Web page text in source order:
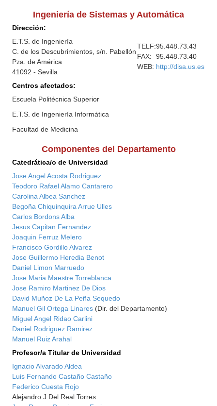
Ingeniería de Sistemas y Automática
Dirección:
E.T.S. de Ingeniería
C. de los Descubrimientos, s/n. Pabellón
Pza. de América
41092 - Sevilla
TELF:95.448.73.43
FAX:
95.448.73.40
WEB: http://disa.us.es
Centros afectados:
Escuela Politécnica Superior
E.T.S. de Ingeniería Informática
Facultad de Medicina
Componentes del Departamento
Catedrática/o de Universidad
Jose Angel Acosta Rodriguez
Teodoro Rafael Alamo Cantarero
Carolina Albea Sanchez
Begoña Chiquinquira Arrue Ulles
Carlos Bordons Alba
Jesus Capitan Fernandez
Joaquin Ferruz Melero
Francisco Gordillo Alvarez
Jose Guillermo Heredia Benot
Daniel Limon Marruedo
Jose Maria Maestre Torreblanca
Jose Ramiro Martinez De Dios
David Muñoz De La Peña Sequedo
Manuel Gil Ortega Linares (Dir. del Departamento)
Miguel Angel Ridao Carlini
Daniel Rodriguez Ramirez
Manuel Ruiz Arahal
Profesor/a Titular de Universidad
Ignacio Alvarado Aldea
Luis Fernando Castaño Castaño
Federico Cuesta Rojo
Alejandro J Del Real Torres